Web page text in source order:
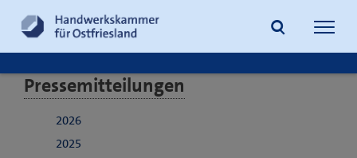
Pressemitteilungen
2026
2025